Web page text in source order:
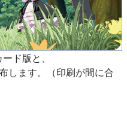
ド版と、
します。（印刷が間に合